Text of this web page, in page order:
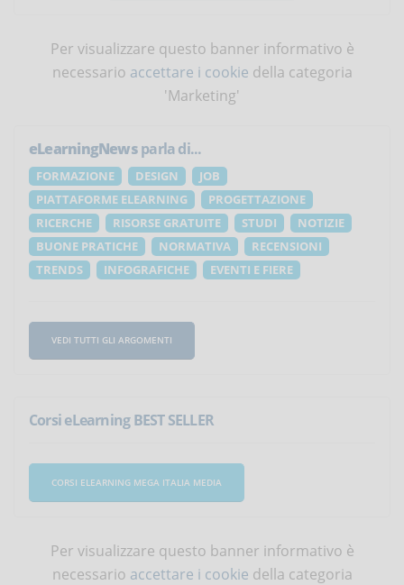
Per visualizzare questo banner informativo è
necessario accettare i cookie della categoria
'Marketing'
eLearningNewsparla di...
FORMAZIONE DESIGN
JOB
PIATTAFORME ELEARNING
PROGETTAZIONE
RICERCHE
RISORSE GRATUITE STUDI
NOTIZIE
BUONE PRATICHE
NORMATIVA
RECENSIONI
TRENDS
INFOGRAFICHE EVENTI E FIERE
VEDI TUTTI GLI ARGOMENTI
Corsi eLearning BEST SELLER
CORSI ELEARNING MEGA ITALIA MEDIA
Per visualizzare questo banner informativo è
necessario accettare i cookie della categoria